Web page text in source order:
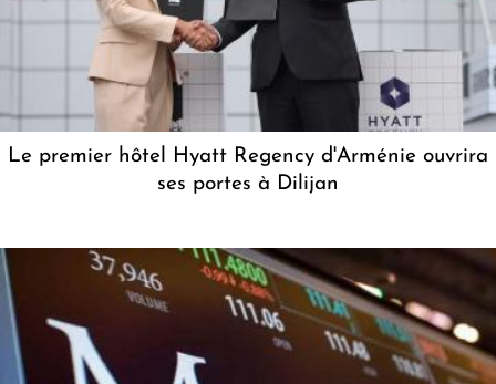
Le premier hôtel Hyatt Regency d'Arménie ouvrira
ses portes à Dilijan